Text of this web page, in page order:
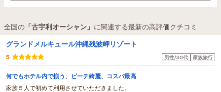
全国の 「古宇利オーシャン」 に関連する最新の高評価クチコミ
グランドメルキュール沖縄残波岬リゾート
5 男性/30代 家族旅行
何でもホテル内で揃う、ビーチ綺麗、コスパ最高
家族５人で初めて利用させていただきました。